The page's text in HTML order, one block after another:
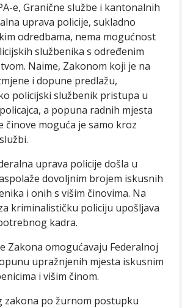
e, Granične službe i kantonalnih
uprava policije, sukladno
odredbama, nema mogućnost
službenika s određenim
Naime, Zakonom koji je na
i dopune predlažu,
policijski službenik pristupa u
a popuna radnih mjesta
činove moguća je samo kroz
uprava policije došla u
dovoljnim brojem iskusnih
i onih s višim činovima. Na
kriminalističku policiju upošljava
kadra.
Zakona omogućavaju Federalnoj
upražnjenih mjesta iskusnim
i višim činom.
zakona po žurnom postupku